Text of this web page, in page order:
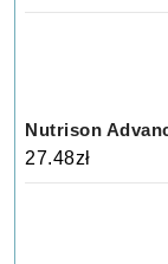
Nutrison
27.48zł